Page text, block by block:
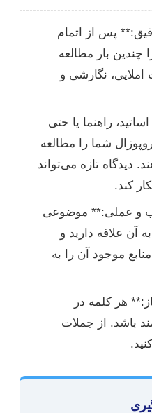
پس از اتمام
چندین بار مطالعه
املایی، نگارشی و
راهنما یا حتی
شما را مطالعه
دیدگاه تازه می‌تواند
کند.
و عملی:** موضوعی
آن علاقه دارید و
موجود آن را به
هر کلمه در
باشد. از جملات